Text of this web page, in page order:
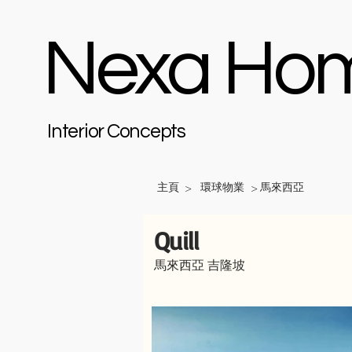
Nexa
Interior Concepts
主頁 > 環球物業 >馬來西亞
Quill
馬來西亞 吉隆坡